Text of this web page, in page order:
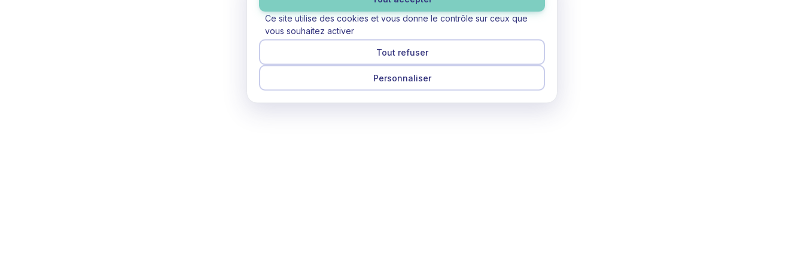
Ce site utilise des cookies et vous donne le contrôle sur ceux que
vous souhaitez activer
Tout refuser
Personnaliser